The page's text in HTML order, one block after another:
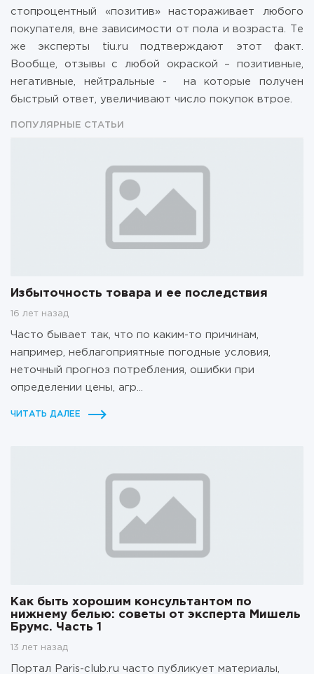
стопроцентный «позитив» настораживает любого
покупателя, вне зависимости от пола и возраста. Те
же эксперты tiu.ru подтверждают этот факт.
Вообще, отзывы с любой окраской – позитивные,
негативные, нейтральные - на которые получен
быстрый ответ, увеличивают число покупок втрое.
ПОПУЛЯРНЫЕ СТАТЬИ
Избыточность товара и ее последствия
16 лет назад
Часто бывает так, что по каким-то причинам,
например, неблагоприятные погодные условия,
неточный прогноз потребления, ошибки при
определении цены, агр...
ЧИТАТЬ ДАЛЕЕ
Как быть хорошим консультантом по
нижнему белью: советы от эксперта Мишель
Брумс. Часть 1
13 лет назад
Портал Paris-club.ru часто публикует материалы,